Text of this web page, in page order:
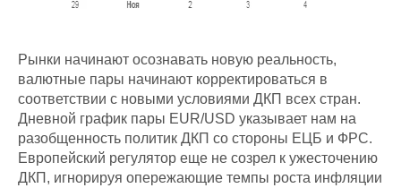
Рынки начинают осознавать новую реальность,
валютные пары начинают корректироваться в
соответствии с новыми условиями ДКП всех стран.
Дневной график пары EUR/USD указывает нам на
разобщенность политик ДКП со стороны ЕЦБ и ФРС.
Европейский регулятор еще не созрел к ужесточению
ДКП, игнорируя опережающие темпы роста инфляции